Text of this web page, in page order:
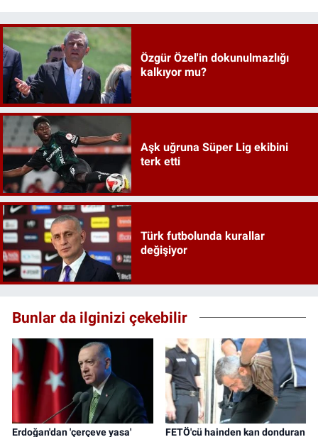
Özgür Özel'in dokunulmazlığı
kalkıyor mu?
Aşk uğruna Süper Lig ekibini
terk etti
Türk futbolunda kurallar
değişiyor
Bunlar da ilginizi çekebilir
Erdoğan'dan 'çerçeve yasa'
FETÖ'cü hainden kan donduran